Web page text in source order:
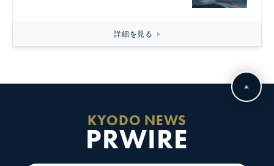
詳細を見る
KYODO NEWS
PRWIRE